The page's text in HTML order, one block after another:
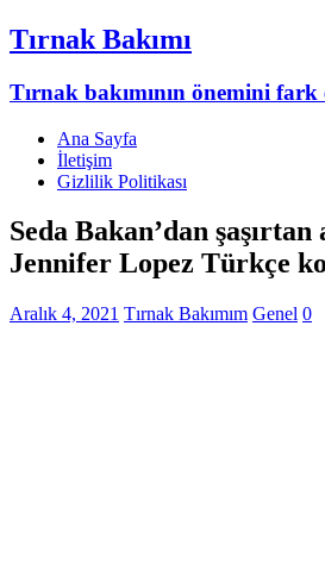
Tırnak Bakımı
Tırnak bakımının önemini fark
Ana Sayfa
İletişim
Gizlilik Politikası
Seda Bakan’dan şaşırtan
Jennifer Lopez Türkçe
Aralık 4, 2021 Tırnak Bakımım Genel 0